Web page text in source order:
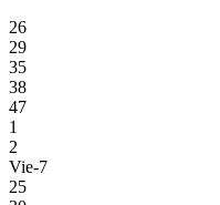
26
29
35
38
47
1
2
Vie-7
25